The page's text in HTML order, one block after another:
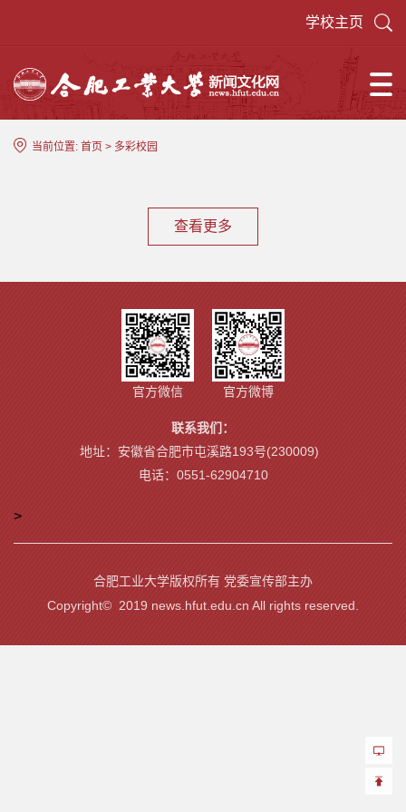
学校主页
当前位置: 首页 > 多彩校园
查看更多
官方微信 官方微博
联系我们：
地址：安徽省合肥市屯溪路193号(230009)
电话：0551-62904710
>
合肥工业大学版权所有 党委宣传部主办
Copyright© 2019 news.hfut.edu.cn All rights reserved.